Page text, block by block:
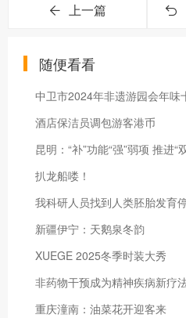
上一篇
随便看看
中卫市2024年非遗游园会年味
酒店保洁员调包游客港币
昆明：“补”功能“强”弱项 推进“
扒龙船喽！
我科研人员找到人类胚胎发育
新疆伊宁：天鹅泉冬韵
XUEGE 2025冬季时装大秀
非药物干预成为精神疾病新疗
重庆潼南：油菜花开迎客来